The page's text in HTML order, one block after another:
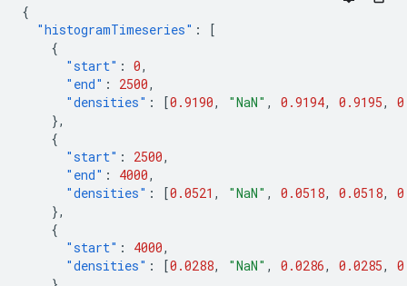
{
"histogramTimeseries" :
[
{
"start" : 0,
"end" : 2500,
"densities" : [0.9190, "NaN" , 0.9194, 0.9195,
},
{
"start" : 2500,
"end" : 4000,
"densities" : [0.0521 , "NaN" , 0.0518, 0.0518,
},
{
"start" : 4000,
"densities" : [0.0288, "NaN" , 0.0286, 0.0285,